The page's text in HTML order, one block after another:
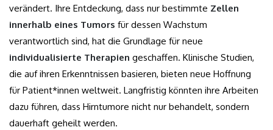
verändert. Ihre Entdeckung, dass nur bestimmte Zellen
innerhalb eines Tumors für dessen Wachstum
verantwortlich sind, hat die Grundlage für neue
individualisierte Therapien geschaffen. Klinische Studien,
die auf ihren Erkenntnissen basieren, bieten neue Hoffnung
für Patient*innen weltweit. Langfristig könnten ihre Arbeiten
dazu führen, dass Hirntumore nicht nur behandelt, sondern
dauerhaft geheilt werden.